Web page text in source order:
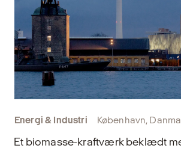
Energi & Industri København,
Et biomasse-kraftværk beklædt